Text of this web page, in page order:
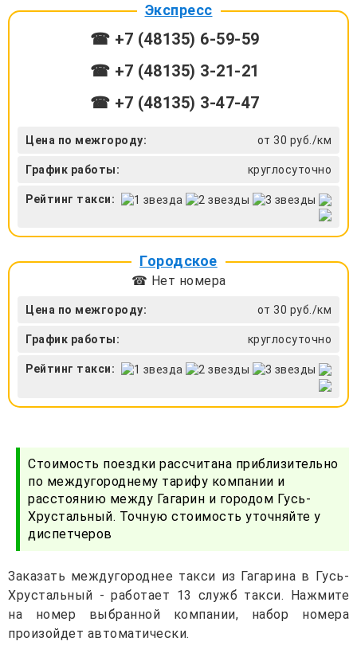
Экспресс
☎ +7 (48135) 6-59-59
☎ +7 (48135) 3-21-21
☎ +7 (48135) 3-47-47
Цена по межгороду: от 30 руб./км
График работы: круглосуточно
Рейтинг такси:
Городское
☎ Нет номера
Цена по межгороду: от 30 руб./км
График работы: круглосуточно
Рейтинг такси:
Стоимость поездки рассчитана приблизительно
по междугороднему тарифу компании и
расстоянию между Гагарин и городом Гусь-
Хрустальный. Точную стоимость уточняйте у
диспетчеров
Заказать междугороднее такси из Гагарина в Гусь-
Хрустальный - работает 13 служб такси. Нажмите
на номер выбранной компании, набор номера
произойдет автоматически.